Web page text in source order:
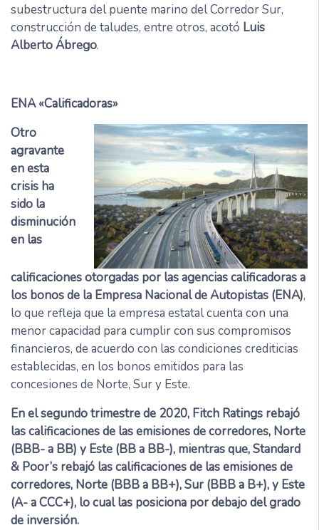
subestructura del puente marino del Corredor Sur,
construcción de taludes, entre otros, acotó Luis
Alberto Ábrego.
ENA «Calificadoras»
Otro
agravante
en esta
crisis ha
sido la
disminución
en las
calificaciones otorgadas por las agencias calificadoras a
los bonos de la Empresa Nacional de Autopistas (ENA),
lo que refleja que la empresa estatal cuenta con una
menor capacidad para cumplir con sus compromisos
financieros, de acuerdo con las condiciones crediticias
establecidas, en los bonos emitidos para las
concesiones de Norte, Sur y Este.
En el segundo trimestre de 2020, Fitch Ratings rebajó
las calificaciones de las emisiones de corredores, Norte
(BBB- a BB) y Este (BB a BB-), mientras que, Standard
& Poor’s rebajó las calificaciones de las emisiones de
corredores, Norte (BBB a BB+), Sur (BBB a B+), y Este
(A- a CCC+), lo cual las posiciona por debajo del grado
de inversión.